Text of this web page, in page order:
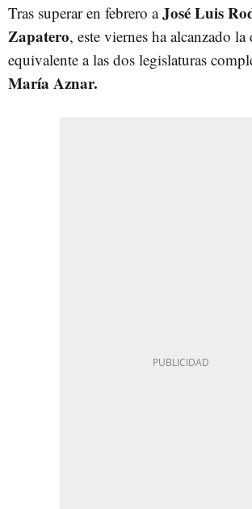
Tras superar en febrero aJosé Luis
Zapatero, este viernes ha alcanzado la
equivalente a las dos legislaturas
María Aznar.